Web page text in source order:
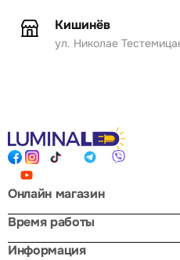
Кишинёв
ул. Николае
Онлайн магазин
Время работы
Информация